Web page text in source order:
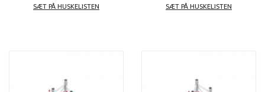
SÆT PÅ HUSKELISTEN SÆT PÅ HUSKELISTEN